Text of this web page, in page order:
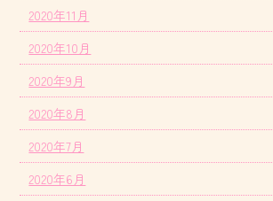
2020年11月
2020年10月
2020年9月
2020年8月
2020年7月
2020年6月